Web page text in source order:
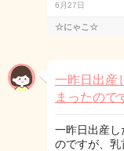
6月27日
☆にゃこ☆
一昨日出産
まったの
一昨日出産
のですが、